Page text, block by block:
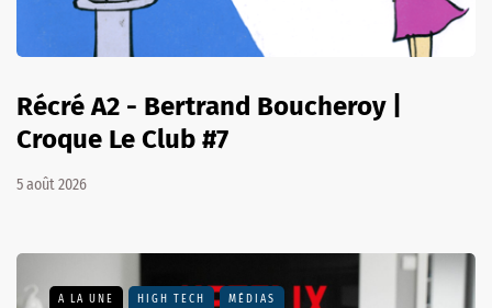
Récré A2 - Bertrand Boucheroy |
Croque Le Club #7
5 août 2026
A LA UNE HIGH TECH MÉDIAS